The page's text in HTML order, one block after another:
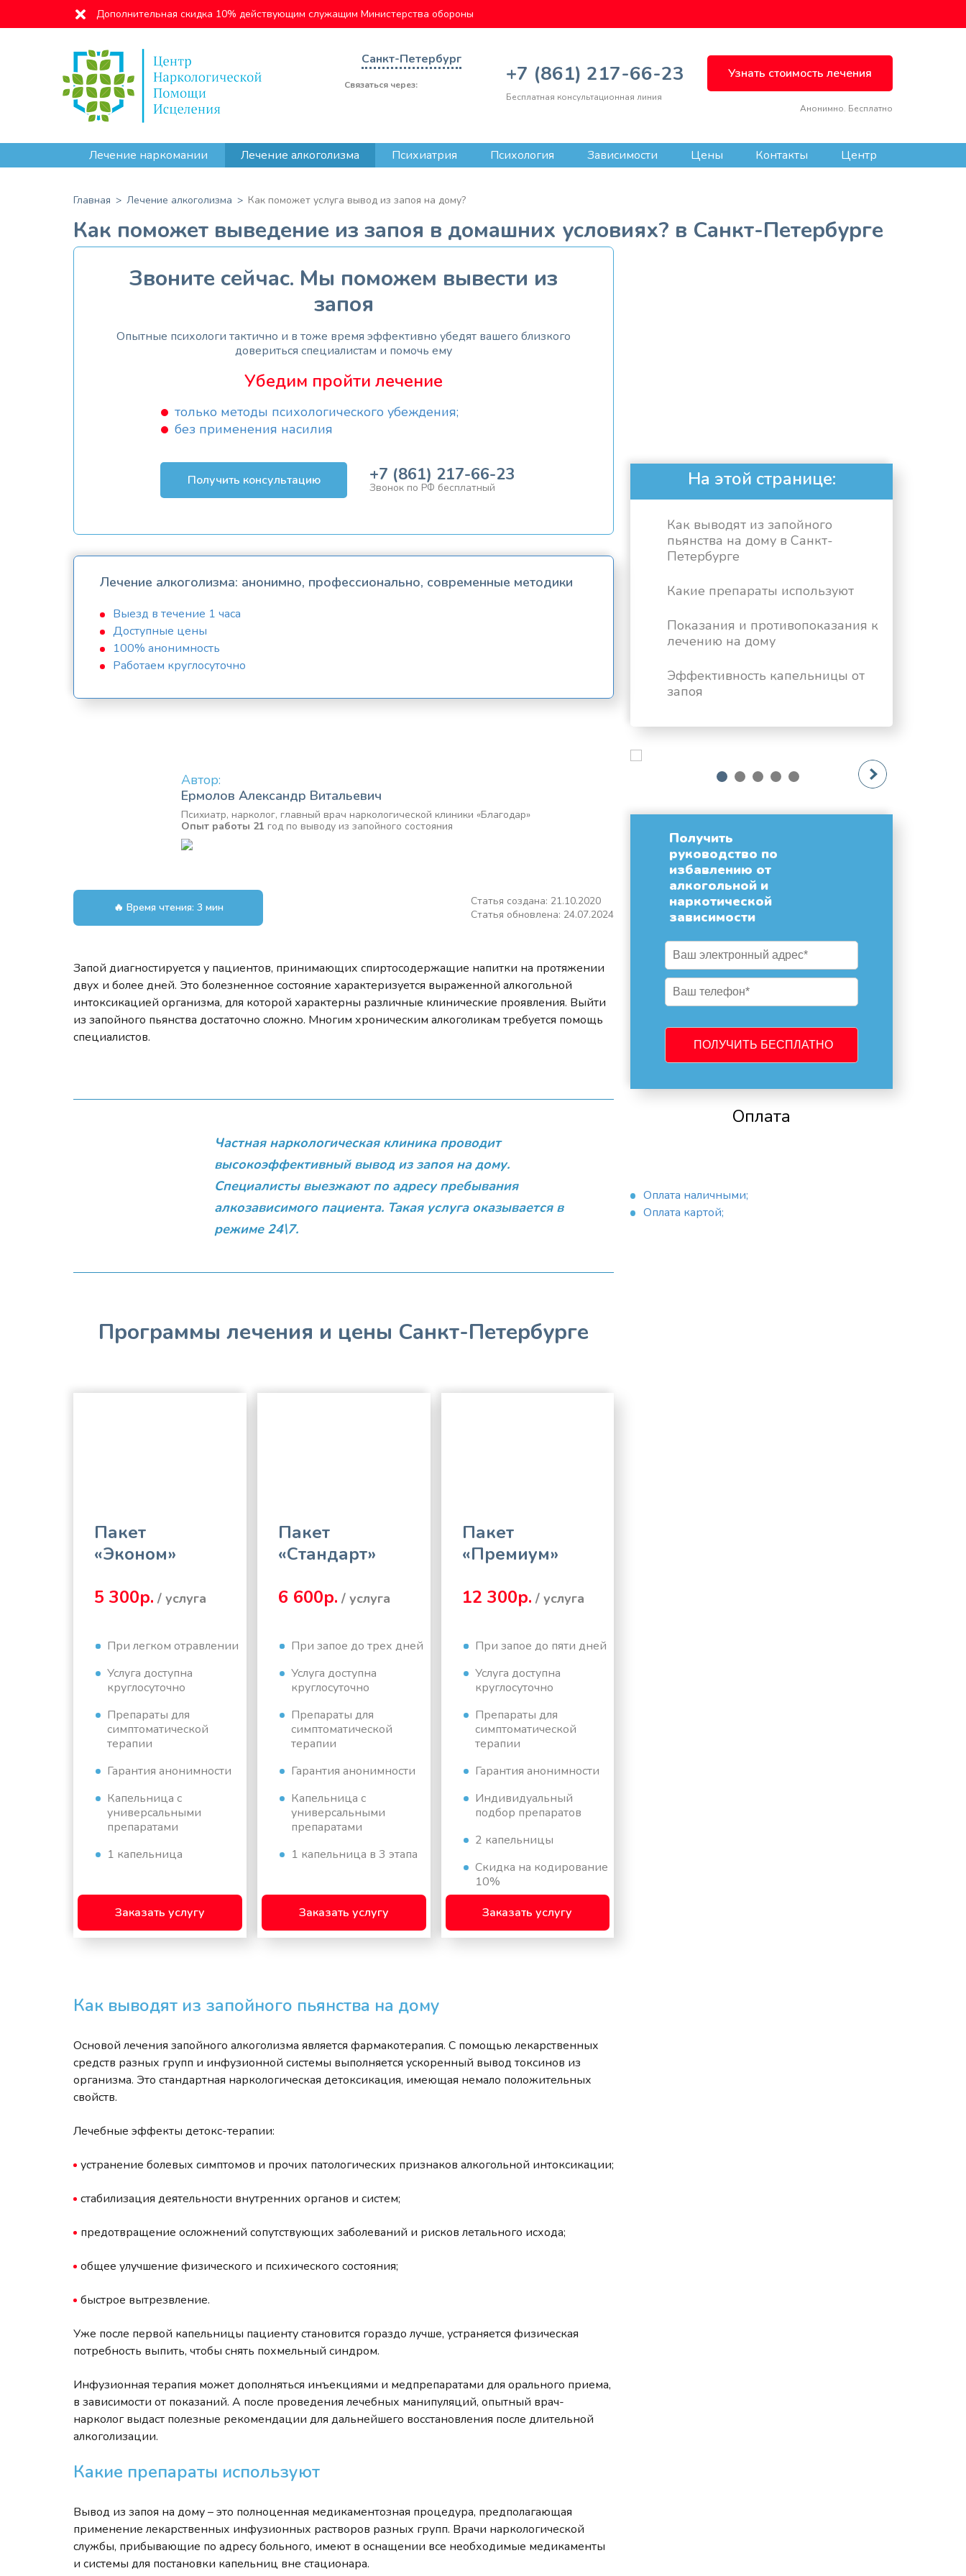
Дополнительная скидка 10% действующим служащим Министерства обороны
Санкт-Петербург
Связаться через: +7 (861) 217-66-23
Бесплатная консультационная линия
Узнать стоимость лечения
Анонимно. Бесплатно
Лечение наркомании Лечение алкоголизма Психиатрия Психология Зависимости Цены Контакты
Центр
Главная Лечение алкоголизма Как поможет услуга вывод из запоя на дому?
Как поможет выведение из запоя в домашних условиях? в Санкт-Петербурге
Звоните сейчас. Мы поможем вывести из
запоя
Опытные психологи тактично и в тоже время эффективно убедят вашего близкого
довериться специалистам и помочь ему
Убедим пройти лечение
только методы психологического убеждения;
без применения насилия
Получить консультацию +7 (861) 217-66-23
Звонок по РФ бесплатный
Лечение алкоголизма: анонимно, профессионально, современные методики
Выезд в течение 1 часа
Доступные цены
100% анонимность
Работаем круглосуточно
Автор:
Ермолов Александр Витальевич
Психиатр, нарколог, главный врач наркологической клиники «Благодар»
Опыт работы 21 год по выводу из запойного состояния
🔥 Время чтения: 3 мин
Статья создана: 21.10.2020
Статья обновлена: 24.07.2024
Запой диагностируется у пациентов, принимающих спиртосодержащие напитки на протяжении
двух и более дней. Это болезненное состояние характеризуется выраженной алкогольной
интоксикацией организма, для которой характерны различные клинические проявления. Выйти
из запойного пьянства достаточно сложно. Многим хроническим алкоголикам требуется помощь
специалистов.
Частная наркологическая клиника проводит
высокоэффективный вывод из запоя на дому.
Специалисты выезжают по адресу пребывания
алкозависимого пациента. Такая услуга оказывается в
режиме 24\7.
Программы лечения и цены Санкт-Петербурге
Пакет
«Эконом»
5 300р. / услуга
При легком отравлении
Услуга доступна
круглосуточно
Препараты для
симптоматической
терапии
Гарантия анонимности
Капельница с
универсальными
препаратами
1 капельница
Заказать услугу
Пакет
«Стандарт»
6 600р. / услуга
При запое до трех дней
Услуга доступна
круглосуточно
Препараты для
симптоматической
терапии
Гарантия анонимности
Капельница с
универсальными
препаратами
1 капельница в 3 этапа
Заказать услугу
Пакет
«Премиум»
12 300р. / услуга
При запое до пяти дней
Услуга доступна
круглосуточно
Препараты для
симптоматической
терапии
Гарантия анонимности
Индивидуальный
подбор препаратов
2 капельницы
Скидка на кодирование
10%
Заказать услугу
Как выводят из запойного пьянства на дому
Основой лечения запойного алкоголизма является фармакотерапия. С помощью лекарственных
средств разных групп и инфузионной системы выполняется ускоренный вывод токсинов из
организма. Это стандартная наркологическая детоксикация, имеющая немало положительных
свойств.
Лечебные эффекты детокс-терапии:
устранение болевых симптомов и прочих патологических признаков алкогольной интоксикации;
стабилизация деятельности внутренних органов и систем;
предотвращение осложнений сопутствующих заболеваний и рисков летального исхода;
общее улучшение физического и психического состояния;
быстрое вытрезвление.
Уже после первой капельницы пациенту становится гораздо лучше, устраняется физическая
потребность выпить, чтобы снять похмельный синдром.
Инфузионная терапия может дополняться инъекциями и медпрепаратами для орального приема,
в зависимости от показаний. А после проведения лечебных манипуляций, опытный врач-
нарколог выдаст полезные рекомендации для дальнейшего восстановления после длительной
алкоголизации.
Какие препараты используют
Вывод из запоя на дому – это полноценная медикаментозная процедура, предполагающая
применение лекарственных инфузионных растворов разных групп. Врачи наркологической
службы, прибывающие по адресу больного, имеют в оснащении все необходимые медикаменты
и системы для постановки капельниц вне стационара.
На этой странице:
Как выводят из запойного
пьянства на дому в Санкт-
Петербурге
Какие препараты используют
Показания и противопоказания к
лечению на дому
Эффективность капельницы от
запоя
next
1 2 3 4 5
Получить
руководство по
избавлению от
алкогольной и
наркотической
зависимости
Оплата
Оплата наличными;
Оплата картой;